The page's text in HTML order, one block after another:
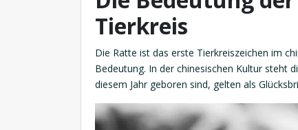
Tierkreis
Die Ratte ist das erste Tierkreiszeichen im
Bedeutung. In der chinesischen Kultur steht
diesem Jahr geboren sind, gelten als